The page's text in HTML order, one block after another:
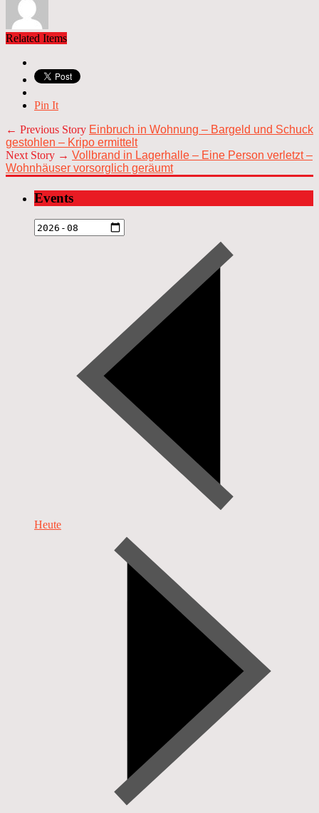
Related Items
Pin It
← Previous Story Einbruch in Wohnung – Bargeld und Schuck
gestohlen – Kripo ermittelt
Next Story → Vollbrand in Lagerhalle – Eine Person verletzt –
Wohnhäuser vorsorglich geräumt
Events
Heute